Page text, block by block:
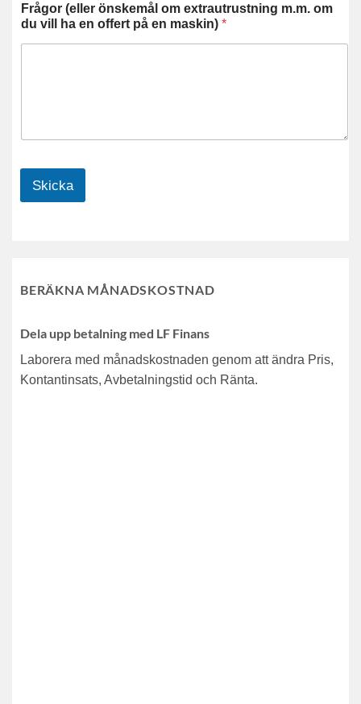
Frågor (eller önskemål om extrautrustning m.m. om
du vill ha en offert på en maskin) *
Skicka
BERÄKNA MÅNADSKOSTNAD
Dela upp betalning med LF Finans
Laborera med månadskostnaden genom att ändra Pris,
Kontantinsats, Avbetalningstid och Ränta.